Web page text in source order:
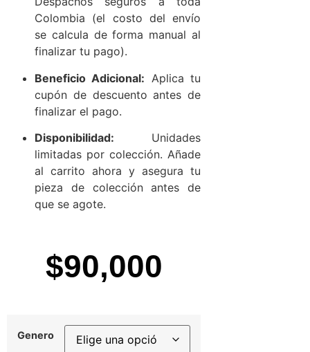
Colombia (el costo del envío
se calcula de forma manual al
finalizar tu pago).
Beneficio Adicional: Aplica tu
cupón de descuento antes de
finalizar el pago.
Disponibilidad: Unidades
limitadas por colección. Añade
al carrito ahora y asegura tu
pieza de colección antes de
que se agote.
$90,000
Genero